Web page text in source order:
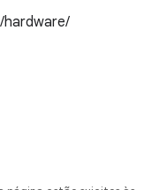
hardware/